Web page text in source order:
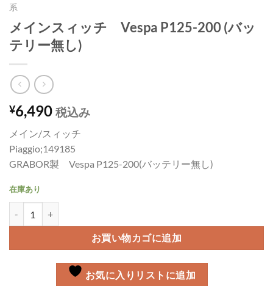
系
メインスィッチ Vespa P125-200 (バッ
テリー無し)
¥6,490 税込み
メイン/スィッチ
Piaggio;149185
GRABOR製 Vespa P125-200(バッテリー無し)
在庫あり
お買い物カゴに追加
お気に入りリストに追加